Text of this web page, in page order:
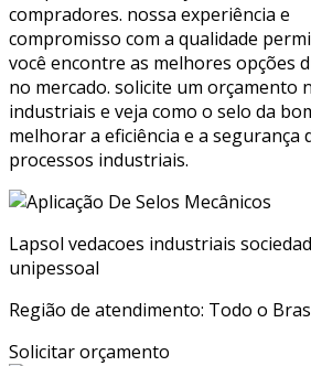
compradores. nossa experiência e
compromisso com a qualidade
você encontre as melhores opções
no mercado. solicite um orçamento
industriais e veja como o selo da
melhorar a eficiência e a segurança
processos industriais.
Lapsol vedacoes industriais
unipessoal
Região de atendimento: Todo o
Solicitar orçamento